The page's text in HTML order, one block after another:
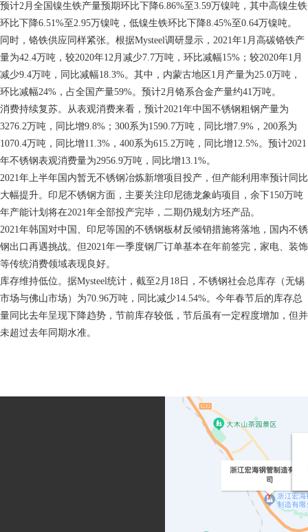
预计2月全国镍生铁产量预期环比下降6.86%至3.59万镍吨，其中高镍生铁
环比下降6.51%至2.95万镍吨，低镍生铁环比下降8.45%至0.64万镍吨。
同时，铬铁供应同样紧张。根据Mysteel调研显示，2021年1月高碳铬铁产
量为42.4万吨，较2020年12月减少7.7万吨，环比减幅15%；较2020年1月
减少9.4万吨，同比减幅18.3%。其中，内蒙古地区1月产量为25.0万吨，
环比减幅24%，占全国产量59%。预计2月铬系合金产量约41万吨。
消费持续复苏。从表观消费来看，预计2021年中国不锈钢粗钢产量为
3276.2万吨，同比增9.8%；300系为1590.7万吨，同比增7.9%，200系为
1070.4万吨，同比增11.3%，400系为615.2万吨，同比增12.5%。预计2021
年不锈钢表观消费量为2956.9万吨，同比增13.1%。
2021年上半年国内暂无不锈钢冶炼新增项目投产，但产能利用率预计同比
大幅提升。印尼不锈钢方面，主要关注印尼德龙象屿项目，余下150万吨
年产能计划将在2021年全部投产完毕，二期仍规划方坯产品。
2021年韩国对中国、印尼等国的不锈钢板材反倾销措施将落地，国内不锈
钢出口再遇挑战。但2021年一季度钢厂订单基本在年前签完，家电、装饰
等传统消费领域表现良好。
库存维持低位。据Mysteel统计，截至2月18日，不锈钢社会总库存（无锡
市场与佛山市场）为70.96万吨，同比减少14.54%。今年春节后的库存总
量同比去年呈现下降趋势，节前库存较低，节后虽有一定程度增加，但并
未超过去年同期水准。